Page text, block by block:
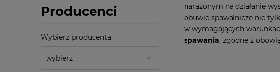
Producenci
Wybierz producenta
narażonym na działanie
obuwie spawalnicze nie
w wymagających
spawania, zgodne z